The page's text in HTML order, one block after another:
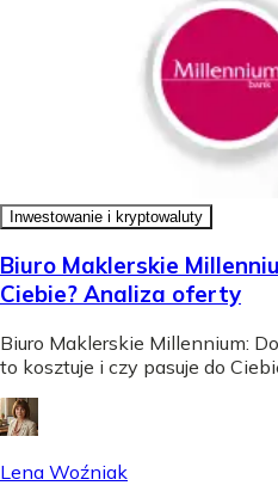
Inwestowanie i kryptowaluty
Biuro Maklerskie
Ciebie? Analiza oferty
Biuro Maklerskie Millennium:
to kosztuje i czy pasuje do
Lena Woźniak